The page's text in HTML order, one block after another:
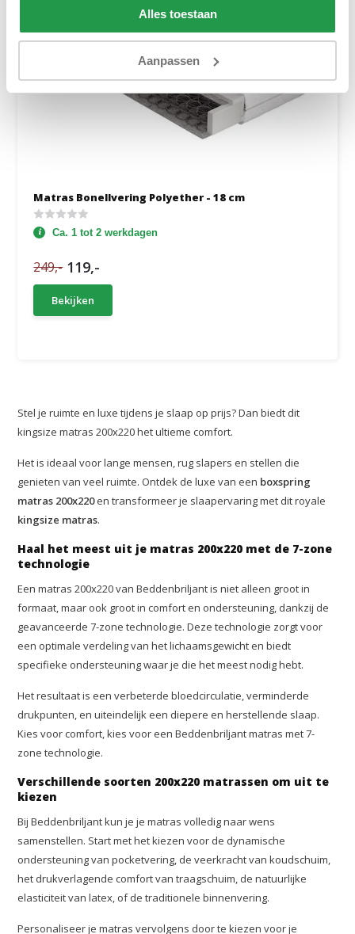
Alles toestaan
Aanpassen
Matras Bonellvering Polyether - 18 cm
Ca. 1 tot 2 werkdagen
249,- 119,-
Bekijken
Stel je ruimte en luxe tijdens je slaap op prijs? Dan biedt dit
kingsize matras 200x220 het ultieme comfort.
Het is ideaal voor lange mensen, rug slapers en stellen die
genieten van veel ruimte. Ontdek de luxe van een boxspring
matras 200x220en transformeer je slaapervaring met dit royale
kingsize matras.
Haal het meest uit je matras 200x220 met de 7-zone
technologie
Een matras 200x220 van Beddenbriljant is niet alleen groot in
formaat, maar ook groot in comfort en ondersteuning, dankzij de
geavanceerde 7-zone technologie. Deze technologie zorgt voor
een optimale verdeling van het lichaamsgewicht en biedt
specifieke ondersteuning waar je die het meest nodig hebt.
Het resultaat is een verbeterde bloedcirculatie, verminderde
drukpunten, en uiteindelijk een diepere en herstellende slaap.
Kies voor comfort, kies voor een Beddenbriljant matras met 7-
zone technologie.
Verschillende soorten 200x220 matrassen om uit te
kiezen
Bij Beddenbriljant kun je je matras volledig naar wens
samenstellen. Start met het kiezen voor de dynamische
ondersteuning van pocketvering, de veerkracht van koudschuim,
het drukverlagende comfort van traagschuim, de natuurlijke
elasticiteit van latex, of de traditionele binnenvering.
Personaliseer je matras vervolgens door te kiezen voor je